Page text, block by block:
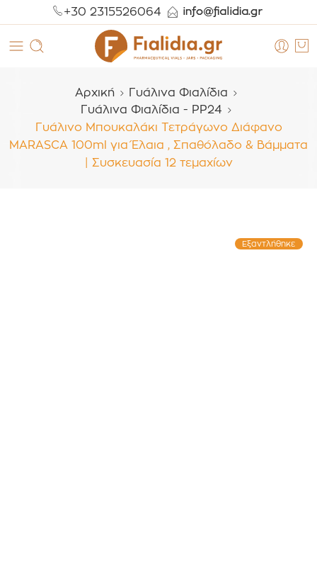
+30 2315526064
Αρχική
Γυάλινα Φιαλίδια
Γυάλινα Φιαλίδια - PP24
Γυάλινο Μπουκαλάκι Τετράγωνο Διάφανο
MARASCA 100ml για Έλαια , Σπαθόλαδο & Βάμματα
| Συσκευασία 12 τεμαχίων
Εξαντλήθηκε